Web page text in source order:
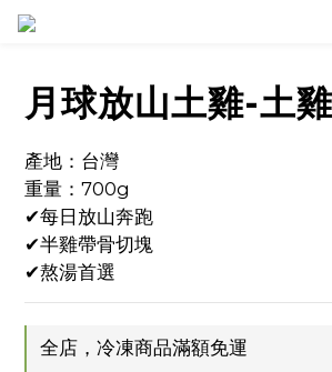
月球放山土雞-土
產地：台灣
重量：700g
✔每日放山奔跑
✔半雞帶骨切塊
✔熬湯首選
全店，冷凍商品滿額免運